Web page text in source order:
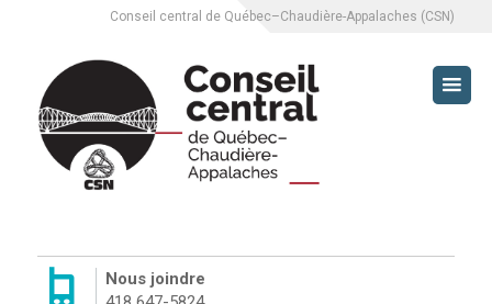
Conseil central de Québec–Chaudière-Appalaches (CSN)
Nous joindre
CCQCA